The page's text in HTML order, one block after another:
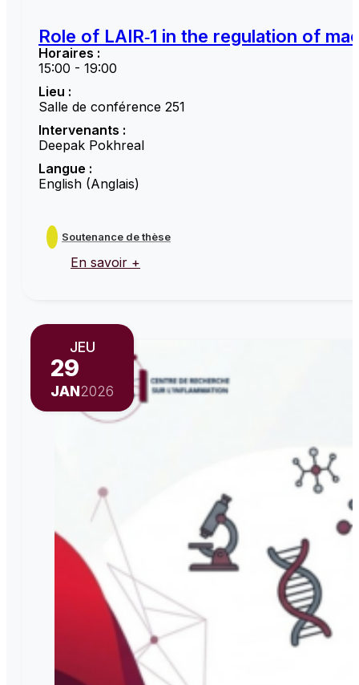
Role of LAIR‑1 in the regulation of
Horaires :
15:00 - 19:00
Lieu :
Salle de conférence 251
Intervenants :
Deepak Pokhreal
Langue :
English (Anglais)
Soutenance de thèse
En savoir +
JEU
29
JAN2026